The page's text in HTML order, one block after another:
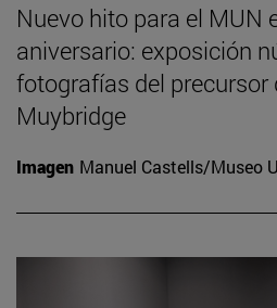
Nuevo hito para el MUN
aniversario: exposición
fotografías del precursor
Muybridge
Imagen Manuel Castells/Museo